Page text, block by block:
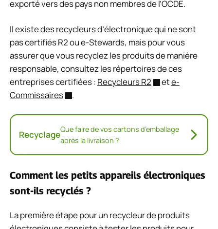
exporté vers des pays non membres de l’OCDE.
Il existe des recycleurs d’électronique qui ne sont
pas certifiés R2 ou e-Stewards, mais pour vous
assurer que vous recyclez les produits de manière
responsable, consultez les répertoires de ces
entreprises certifiées : Recycleurs R2 ete-
Commissaires
.
RecyclageQue faire de vos cartons d’emballage
après la livraison ?
Comment les petits appareils électroniques
sont-ils recyclés ?
La première étape pour un recycleur de produits